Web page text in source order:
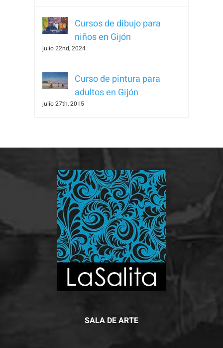
Cursos de dibujo para
niños en Gijón
julio 22nd, 2024
Curso de pintura para
adultos en Gijón
julio 27th, 2015
SALA DE ARTE
cookies no
son
necesarias
para que
Para que
podamos
mejorar la
funcionalidad
y estructura
de la web, en
base a cómo
se usa la
web.
Experiencia
nuestra web